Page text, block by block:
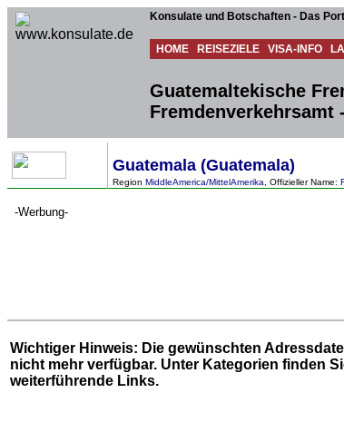
Konsulate und Botschaften - Das
HOME REISEZIELE VISA-INFO
Guatemaltekische
Fremdenverkehrsamt
Guatemala (Guatemala)
Region MiddleAmerica/MittelAmerika , Offizieller Name:
-Werbung-
Wichtiger Hinweis: Die gewünschten
nicht mehr verfügbar. Unter Kategorien finden
weiterführende Links.